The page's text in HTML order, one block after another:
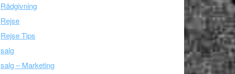
Rådgivning
Rejse
Rejse Tips
salg
salg – Marketing